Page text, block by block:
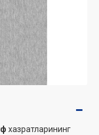
хазратларининг